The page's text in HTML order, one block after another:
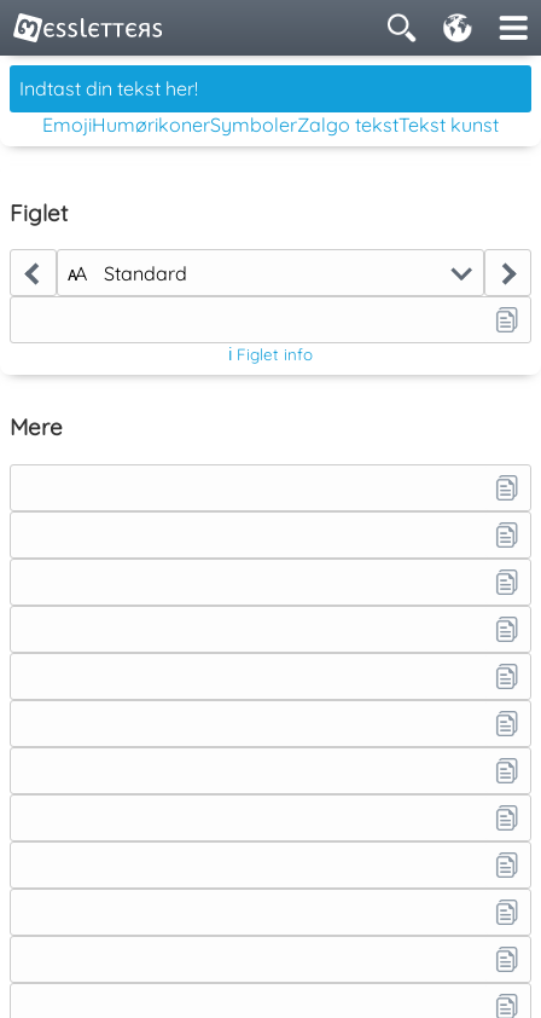
EmojiHumørikonerSymbolerZalgo tekstTekst kunst
Figlet
ᴀA Standard
ℹ Figlet info
Mere